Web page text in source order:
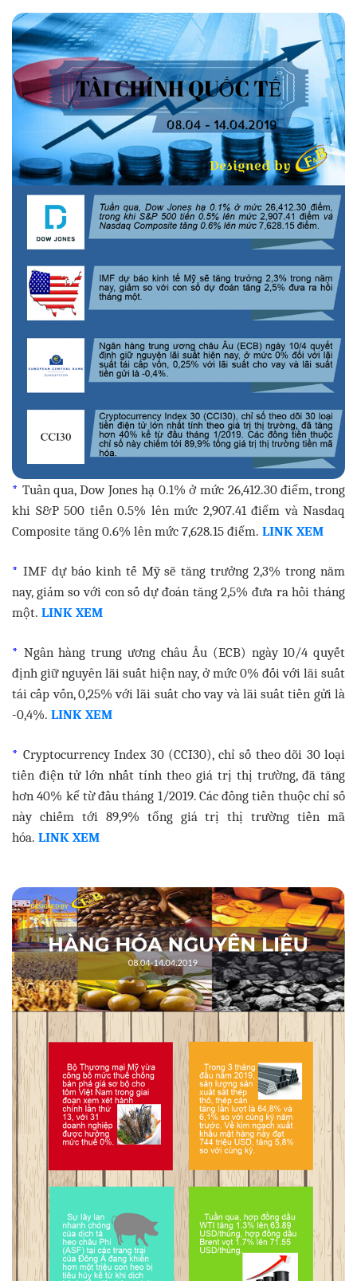
* Tuần qua, Dow Jones hạ 0.1% ở mức 26,412.30 điểm, trong
khi S&P 500 tiến 0.5% lên mức 2,907.41 điểm và Nasdaq
Composite tăng 0.6% lên mức 7,628.15 điểm. LINK XEM
* IMF dự báo kinh tế Mỹ sẽ tăng trưởng 2,3% trong năm
nay, giảm so với con số dự đoán tăng 2,5% đưa ra hồi tháng
một. LINK XEM
* Ngân hàng trung ương châu Âu (ECB) ngày 10/4 quyết
định giữ nguyên lãi suất hiện nay, ở mức 0% đối với lãi suất
tái cấp vốn, 0,25% với lãi suất cho vay và lãi suất tiền gửi là
-0,4%. LINK XEM
* Cryptocurrency Index 30 (CCI30), chỉ số theo dõi 30 loại
tiền điện tử lớn nhất tính theo giá trị thị trường, đã tăng
hơn 40% kể từ đầu tháng 1/2019. Các đồng tiền thuộc chỉ số
này chiếm tới 89,9% tổng giá trị thị trường tiền mã
hóa. LINK XEM